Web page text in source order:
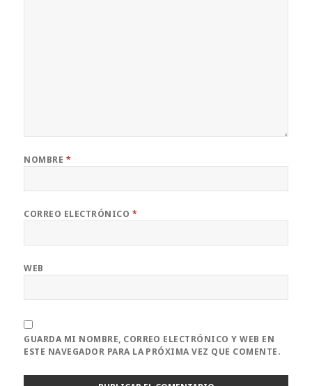
NOMBRE *
CORREO ELECTRÓNICO *
WEB
GUARDA MI NOMBRE, CORREO ELECTRÓNICO Y WEB EN
ESTE NAVEGADOR PARA LA PRÓXIMA VEZ QUE COMENTE.